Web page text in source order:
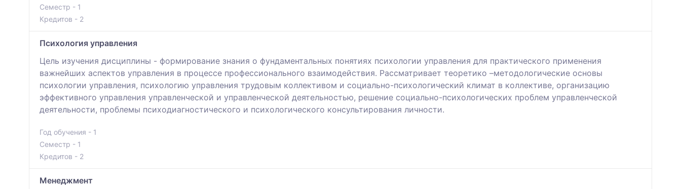
Семестр - 1
Кредитов - 2
Психология управления
Цель изучения дисциплины - формирование знания о фундаментальных понятиях психологии управления для практического применения
важнейших аспектов управления в процессе профессионального взаимодействия. Рассматривает теоретико –методологические основы
психологии управления, психологию управления трудовым коллективом и социально-психологический климат в коллективе, организацию
эффективного управления управленческой и управленческой деятельностью, решение социально-психологических проблем управленческой
деятельности, проблемы психодиагностического и психологического консультирования личности.
Год обучения - 1
Семестр - 1
Кредитов - 2
Менеджмент